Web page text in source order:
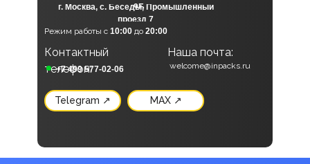
Наши социальные сети:
Режим работы с 10:00 до 20:00
Наша почта:
Контактный
телефон:
welcome@inpacks.ru
г. Москва, с. Беседы, Промышленный
проезд 7
+7 499 577-02-06
9Б
MAX ↗
Telegram ↗